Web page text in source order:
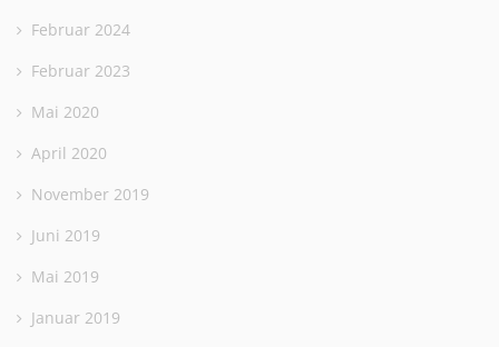
Februar 2024
Februar 2023
Mai 2020
April 2020
November 2019
Juni 2019
Mai 2019
Januar 2019